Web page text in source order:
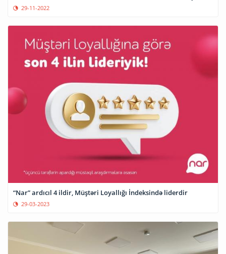
29-11-2022
“Nar” ardıcıl 4 ildir, Müştəri Loyallığı İndeksində liderdir
29-03-2023